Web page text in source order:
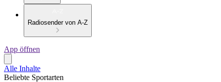
Radiosender von A-Z
App öffnen
Alle Inhalte
Beliebte Sportarten